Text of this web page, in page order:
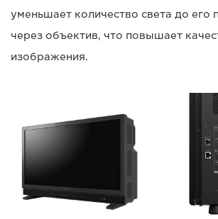
уменьшает количество света до его
через объектив, что повышает
изображения.